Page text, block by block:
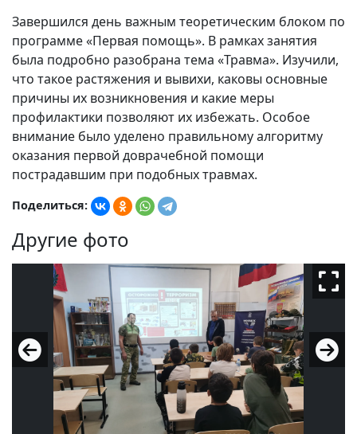
Завершился день важным теоретическим блоком по
программе «Первая помощь». В рамках занятия
была подробно разобрана тема «Травма». Изучили,
что такое растяжения и вывихи, каковы основные
причины их возникновения и какие меры
профилактики позволяют их избежать. Особое
внимание было уделено правильному алгоритму
оказания первой доврачебной помощи
пострадавшим при подобных травмах.
Поделиться:
Другие фото